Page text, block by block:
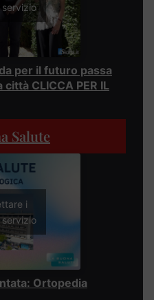
per il futuro passa
CLICCA PER IL
Salute
i
Ortopedia